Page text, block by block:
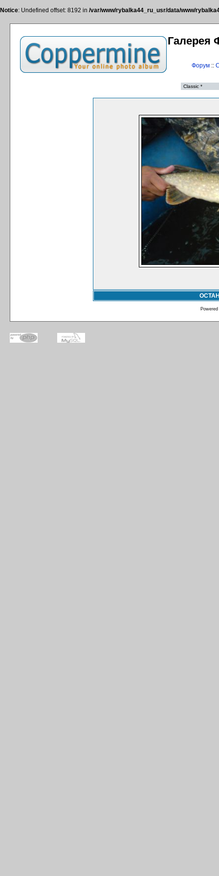
Notice: Undefined offset: 8192 in /var/www/rybalka44_ru_usr/data/www/
Галерея
Форум::